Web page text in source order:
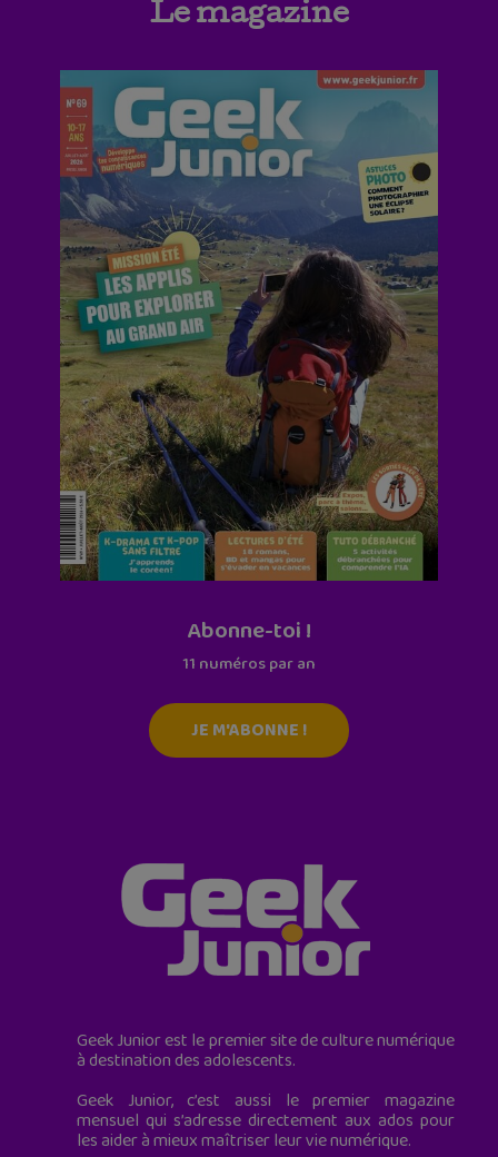
Le magazine
Abonne-toi !
11 numéros par an
JE M'ABONNE !
Geek Junior est le premier site de culture numérique
à destination des adolescents.
Geek Junior, c’est aussi le premier magazine
mensuel qui s’adresse directement aux ados pour
les aider à mieux maîtriser leur vie numérique.